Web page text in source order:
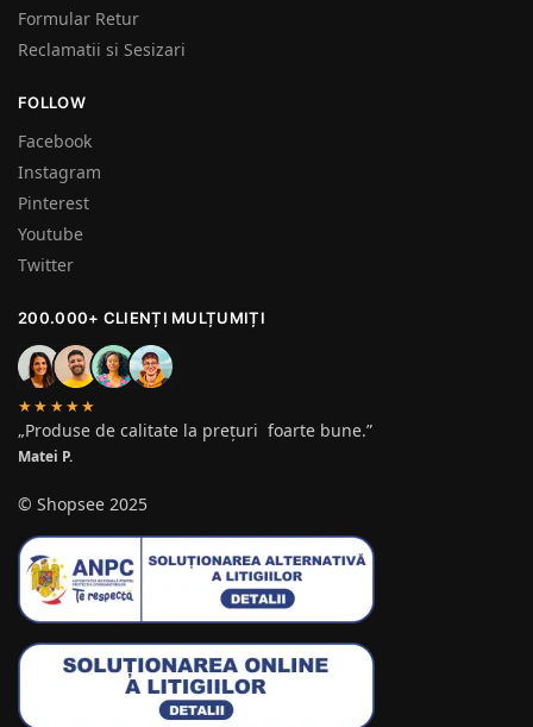
Formular Retur
Reclamatii si Sesizari
FOLLOW
Facebook
Instagram
Pinterest
Youtube
Twitter
200.000+ CLIENȚI MULȚUMIȚI
★★★★★
„Produse de calitate la prețuri foarte bune.”
Matei P.
© Shopsee 2025